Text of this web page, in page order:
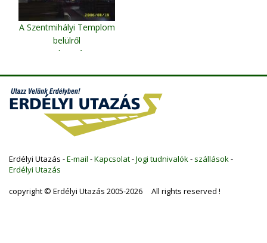
A Szentmihályi Templom
belülről
Kolozsvár
Erdélyi Utazás -E-mail -Kapcsolat-Jogi tudnivalók- szállások-
Erdélyi Utazás
copyright © Erdélyi Utazás 2005-2026 All rights reserved !